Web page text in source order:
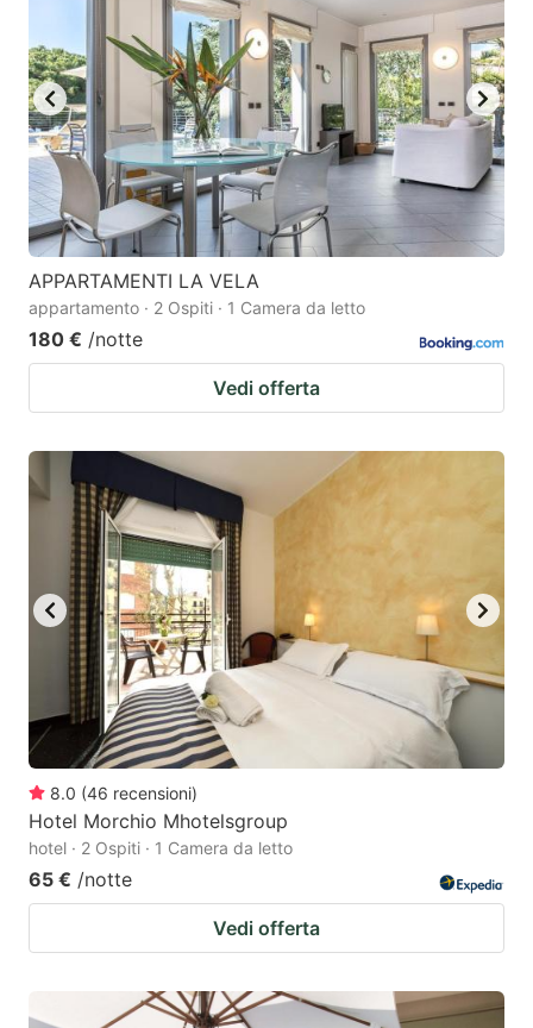
APPARTAMENTI LA VELA
appartamento · 2 Ospiti · 1 Camera da letto
180 € /notte
Vedi offerta
8.0 (46 recensioni)
Hotel Morchio Mhotelsgroup
hotel · 2 Ospiti · 1 Camera da letto
65 € /notte
Vedi offerta